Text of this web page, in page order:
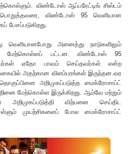
விண்டோஸ் ஆப்பரேட்டிங் சிஸ்டம்
பொறுத்தவரை, விண்டோஸ் 95 வெளியான
அனைத்து நாடுகளிலும்
மேற்கொள்ளப் பட்டன. விண்டோஸ் 95
ஏதோ பாவம் செய்தவர்கள் என்ற
அதற்கான விளம்பரங்கள் இருந்தன.வர
அறிமுகப்படுத்த மைக்ரோசாப்ட்
மேற்கொள்ள இருக்கிறது. ஆம்வே மற்றும்
விற்பனை செய்திட
முயற்சிகளைப் போல மைக்ரோசாப்ட்